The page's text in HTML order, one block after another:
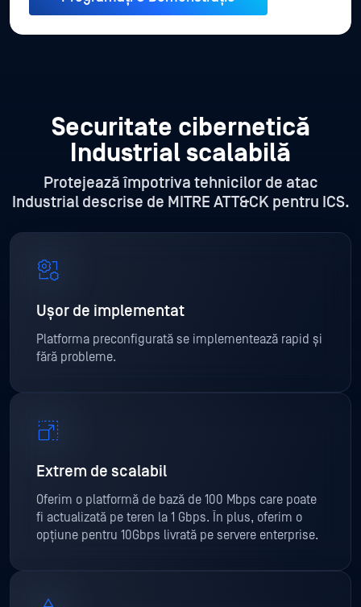
Securitate cibernetică
Industrial scalabilă
Protejează împotriva tehnicilor de atac
Industrial descrise de MITRE ATT&CK pentru ICS.
Ușor de implementat
Platforma preconfigurată se implementează rapid și
fără probleme.
Extrem de scalabil
Oferim o platformă de bază de 100 Mbps care poate
fi actualizată pe teren la 1 Gbps. În plus, oferim o
opțiune pentru 10Gbps livrată pe servere enterprise.